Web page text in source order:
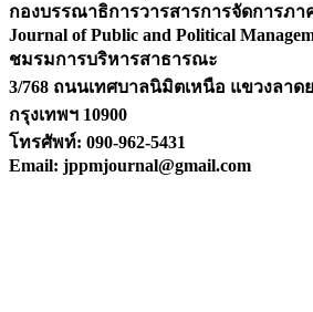
กองบรรณาธิการวารสารการจัดการภา
Journal of Public and Political
ชมรมการบริหารสาธารณะ
3/768 ถนนเทศบาลนิมิตเหนือ แขวงลาด
กรุงเทพฯ 10900
โทรศัพท์: 090-962-5431
Email: jppmjournal@gmail.com